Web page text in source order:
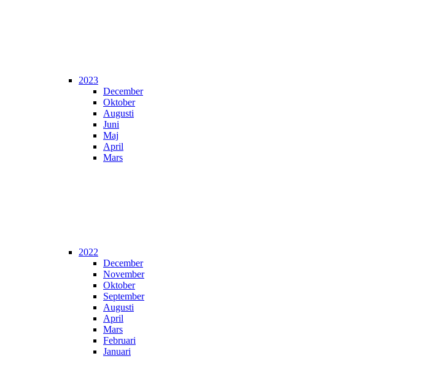
2023
December
Oktober
Augusti
Juni
Maj
April
Mars
2022
December
November
Oktober
September
Augusti
April
Mars
Februari
Januari